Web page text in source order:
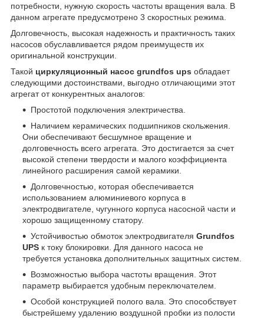
потребности, нужную скорость частоты вращения вала. В
данном агрегате предусмотрено 3 скоростных режима.
Долговечность, высокая надежность и практичность таких
насосов обуславливается рядом преимуществ их
оригинальной конструкции.
Такой циркуляционный насос grundfos ups обладает
следующими достоинствами, выгодно отличающими этот
агрегат от конкурентных аналогов:
Простотой подключения электричества.
Наличием керамических подшипников скольжения.
Они обеспечивают бесшумное вращение и
долговечность всего агрегата. Это достигается за счет
высокой степени твердости и малого коэффициента
линейного расширения самой керамики.
Долговечностью, которая обеспечивается
использованием алюминиевого корпуса в
электродвигателе, чугунного корпуса насосной части и
хорошо защищенному статору.
Устойчивостью обмоток электродвигателя Grundfos
UPS к току блокировки. Для данного насоса не
требуется установка дополнительных защитных систем.
Возможностью выбора частоты вращения. Этот
параметр выбирается удобным переключателем.
Особой конструкцией полого вала. Это способствует
быстрейшему удалению воздушной пробки из полости